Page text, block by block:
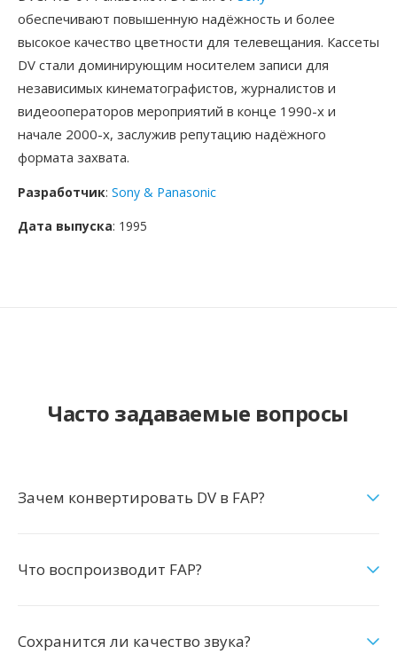
обеспечивают повышенную надёжность и более
высокое качество цветности для телевещания. Кассеты
DV стали доминирующим носителем записи для
независимых кинематографистов, журналистов и
видеооператоров мероприятий в конце 1990-х и
начале 2000-х, заслужив репутацию надёжного
формата захвата.
Разработчик: Sony & Panasonic
Дата выпуска: 1995
Часто задаваемые вопросы
Зачем конвертировать DV в FAP?
Что воспроизводит FAP?
Сохранится ли качество звука?